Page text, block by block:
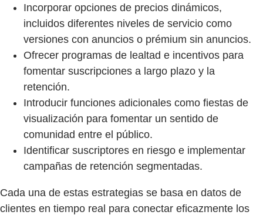
Incorporar opciones de precios dinámicos,
incluidos diferentes niveles de servicio como
versiones con anuncios o prémium sin anuncios.
Ofrecer programas de lealtad e incentivos para
fomentar suscripciones a largo plazo y la
retención.
Introducir funciones adicionales como fiestas de
visualización para fomentar un sentido de
comunidad entre el público.
Identificar suscriptores en riesgo e implementar
campañas de retención segmentadas.
Cada una de estas estrategias se basa en datos de
clientes en tiempo real para conectar eficazmente los